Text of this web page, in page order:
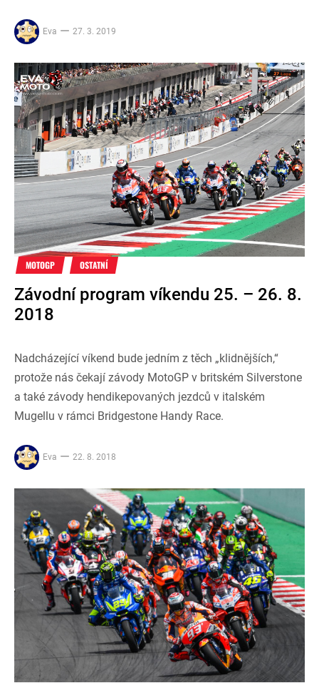
Eva 27. 3. 2019
MOTOGP OSTATNÍ
Závodní program víkendu 25. – 26. 8.
2018
Nadcházející víkend bude jedním z těch „klidnějších,“
protože nás čekají závody MotoGP v britském Silverstone
a také závody hendikepovaných jezdců v italském
Mugellu v rámci Bridgestone Handy Race.
Eva 22. 8. 2018